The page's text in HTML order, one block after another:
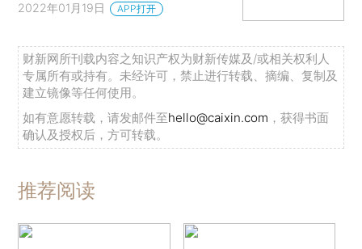
2022年01月19日 APP打开
财新网所刊载内容之知识产权为财新传媒及/或相关权利人
专属所有或持有。未经许可，禁止进行转载、摘编、复制及
建立镜像等任何使用。
如有意愿转载，请发邮件至hello@caixin.com ，获得书面
确认及授权后，方可转载。
推荐阅读